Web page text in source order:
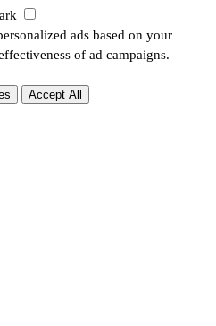
ads based on your
of ad campaigns.
Accept All